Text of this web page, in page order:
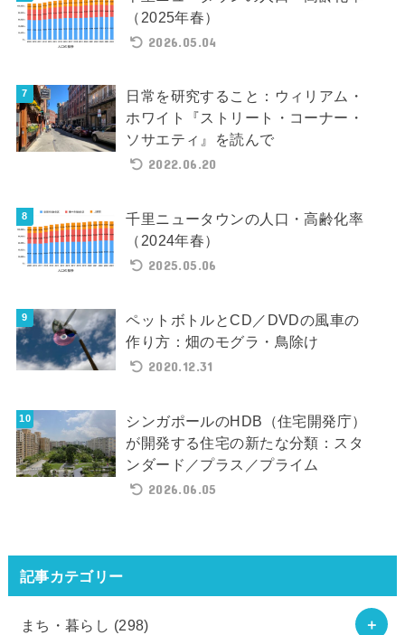
（2025年春）
2026.05.04
日常を研究すること：ウィリアム・
ホワイト『ストリート・コーナー・
ソサエティ』を読んで
2022.06.20
千里ニュータウンの人口・高齢化率
（2024年春）
2025.05.06
ペットボトルとCD／DVDの風車の
作り方：畑のモグラ・鳥除け
2020.12.31
シンガポールのHDB（住宅開発庁）
が開発する住宅の新たな分類：スタ
ンダード／プラス／プライム
2026.06.05
記事カテゴリー
まち・暮らし (298)